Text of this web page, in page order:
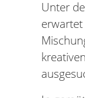
Unter